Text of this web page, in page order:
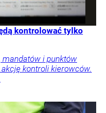
kontrolować tylko
mandatów i punktów
kontroli kierowców.